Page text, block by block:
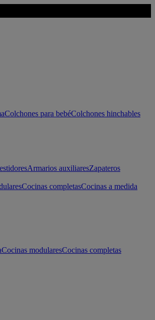
Colchones para bebéColchones hinchables
Armarios auxiliaresZapateros
Cocinas completasCocinas a medida
Cocinas modularesCocinas completas